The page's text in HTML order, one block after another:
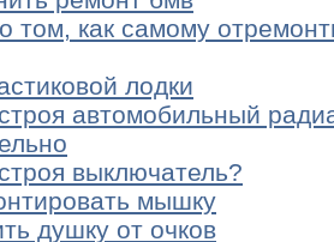
том, как самому
лодки
автомобильный
выключатель?
мышку
душку от очков